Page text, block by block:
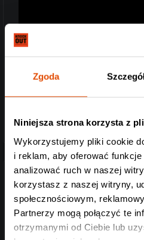
Zgoda
Niniejsza strona korzysta z
Wykorzystujemy pliki cookie
i reklam, aby oferować funkcje
analizować ruch w naszej
korzystasz z naszej witryny,
społecznościowym,
Partnerzy mogą połączyć te
otrzymanymi od Ciebie lub
THE NIGHT ETERNAL